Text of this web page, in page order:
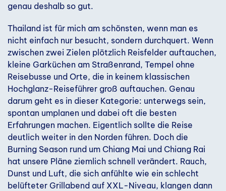
genau deshalb so gut.
Thailand ist für mich am schönsten, wenn man es
nicht einfach nur besucht, sondern durchquert. Wenn
zwischen zwei Zielen plötzlich Reisfelder auftauchen,
kleine Garküchen am Straßenrand, Tempel ohne
Reisebusse und Orte, die in keinem klassischen
Hochglanz-Reiseführer groß auftauchen. Genau
darum geht es in dieser Kategorie: unterwegs sein,
spontan umplanen und dabei oft die besten
Erfahrungen machen. Eigentlich sollte die Reise
deutlich weiter in den Norden führen. Doch die
Burning Season rund um Chiang Mai und Chiang Rai
hat unsere Pläne ziemlich schnell verändert. Rauch,
Dunst und Luft, die sich anfühlte wie ein schlecht
belüfteter Grillabend auf XXL-Niveau, klangen dann